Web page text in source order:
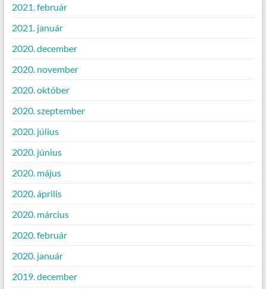
2021. február
2021. január
2020. december
2020. november
2020. október
2020. szeptember
2020. július
2020. június
2020. május
2020. április
2020. március
2020. február
2020. január
2019. december